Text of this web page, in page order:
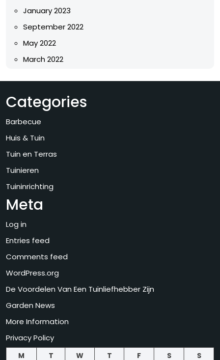
January 2023
September 2022
May 2022
March 2022
Categories
Barbecue
Huis & Tuin
Tuin en Terras
Tuinieren
Tuininrichting
Meta
Log in
Entries feed
Comments feed
WordPress.org
De Voordelen Van Een Tuinliefhebber Zijn
Garden News
More Information
Privacy Policy
M T W T F S S